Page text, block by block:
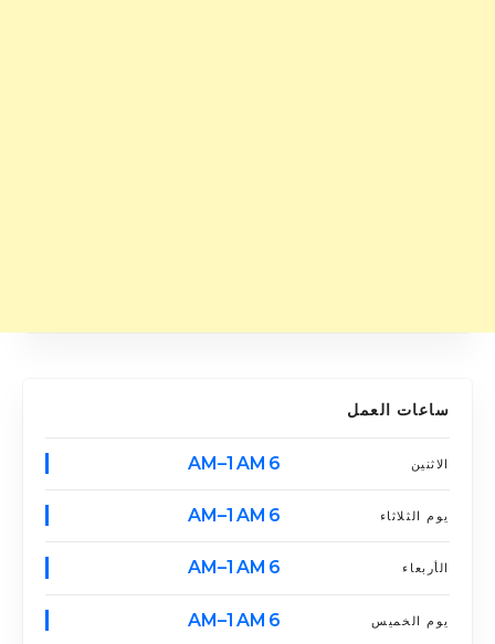
ساعات العمل
الاثنين 6 AM–1 AM
يوم الثلاثاء 6 AM–1 AM
الأربعاء 6 AM–1 AM
يوم الخميس 6 AM–1 AM